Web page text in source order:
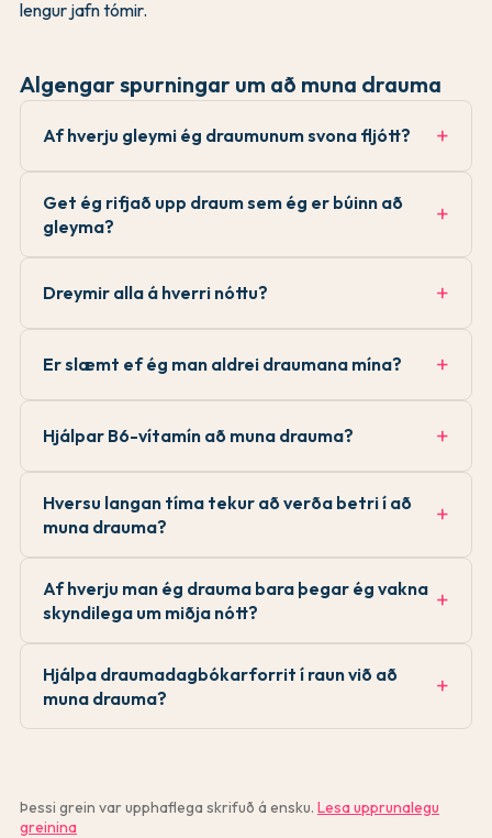
lengur jafn tómir.
Algengar spurningar um að muna drauma
Af hverju gleymi ég draumunum svona fljótt?
Get ég rifjað upp draum sem ég er búinn að
gleyma?
Dreymir alla á hverri nóttu?
Er slæmt ef ég man aldrei draumana mína?
Hjálpar B6-vítamín að muna drauma?
Hversu langan tíma tekur að verða betri í að
muna drauma?
Af hverju man ég drauma bara þegar ég vakna
skyndilega um miðja nótt?
Hjálpa draumadagbókarforrit í raun við að
muna drauma?
Þessi grein var upphaflega skrifuð á ensku. Lesa upprunalegu
greinina